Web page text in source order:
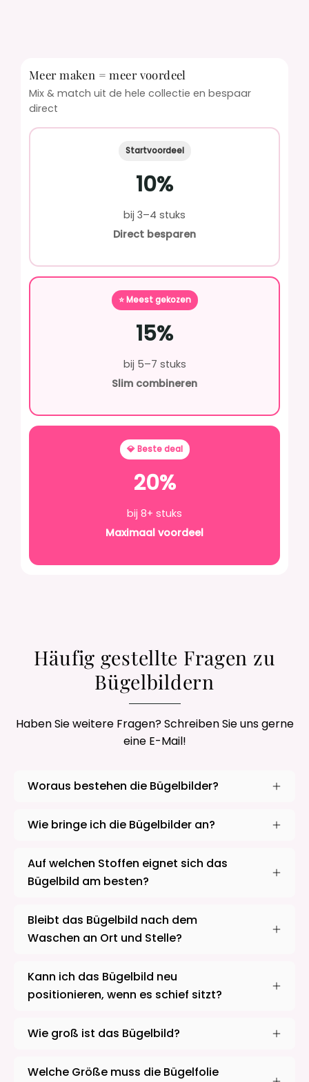
Meer maken = meer voordeel
Mix & match uit de hele collectie en bespaar
direct
Startvoordeel
10%
bij 3–4 stuks
Direct besparen
⭐ Meest gekozen
15%
bij 5–7 stuks
Slim combineren
💎 Beste deal
20%
bij 8+ stuks
Maximaal voordeel
Häufig gestellte Fragen zu
Bügelbildern
Haben Sie weitere Fragen? Schreiben Sie uns gerne
eine E-Mail!
Woraus bestehen die Bügelbilder?
Wie bringe ich die Bügelbilder an?
Auf welchen Stoffen eignet sich das
Bügelbild am besten?
Bleibt das Bügelbild nach dem
Waschen an Ort und Stelle?
Kann ich das Bügelbild neu
positionieren, wenn es schief sitzt?
Wie groß ist das Bügelbild?
Welche Größe muss die Bügelfolie